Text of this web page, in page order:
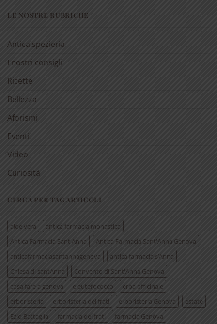
LE NOSTRE RUBRICHE
Antica spezieria
I nostri consigli
Ricette
Bellezza
Aforismi
Eventi
Video
Curiosità
CERCA PER TAG ARTICOLI
aloe vera
antica farmacia monastica
Antica Farmacia Sant'Anna
Antica Farmacia Sant'Anna Genova
anticafarmaciasantannagenova
antica farmacia s’Anna
Chiesa di santAnna
Convento di Sant'Anna Genova
cosa fare a genova
eleuterococco
erba officinale
erboristeria
erboristeria dei frati erboristeria Genova
estate
Ezio Battaglia
farmacia dei frati
farmacia Genova